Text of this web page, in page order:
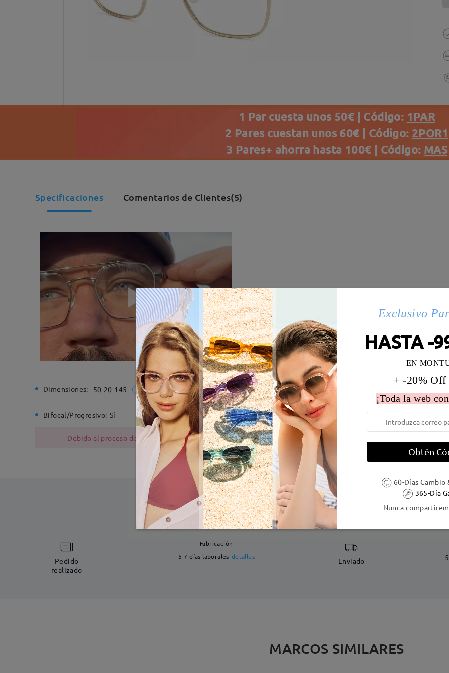
1 Par cuesta unos 50€ | Código: 1PAR
2 Pares cuestan unos 60€ | Código: 2POR1
3 Pares+ ahorra hasta 100€ | Código: MAS
Specificaciones Comentarios de Clientes(5)
Dimensiones: 50-20-145 Ancho de la montura: 130 mm (Medio)
Bifocal/Progresivo: Sí Bisagra de resorte: No Material de la montura: Metal
Debido al proceso de fabricación, las monturas metálicas contienen níquel. Los clientes con antecedentes de
DELIVERY
Pedido
realizado
Fabricación
5-7 días laborales detalles Enviado
MARCOS SIMILARES
Exclusivo
HASTA -
EN
+ -20% Off
¡Toda la web
Obtén
60-Días
365-Día
Nunca